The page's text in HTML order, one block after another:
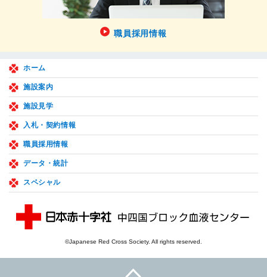
職員採用情報
ホーム
施設案内
施設見学
入札・契約情報
職員採用情報
データ・統計
スペシャル
©Japanese Red Cross Society. All rights reserved.